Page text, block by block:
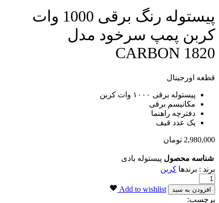
پیستوله رنگ برقی 1000 وات
کربن پمپ سرخود مدل
CARBON 1820
قطعه اورجینال
پیستوله برقی ۱۰۰۰ وات کربن
مکانیسم برقی
دفترچه راهنما
یک عدد قیف
2,980,000 تومان
شناسه محصول پیستوله بادی
برند : برندها کربن
پیستوله
رنگ
برقی
افزودن به سبد
Add to wishlist
برچسب: